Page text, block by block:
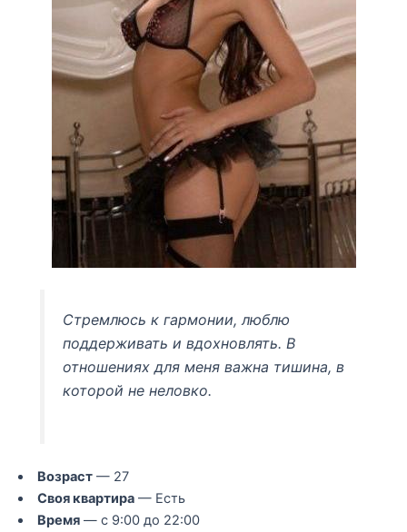
Стремлюсь к гармонии, люблю
поддерживать и вдохновлять. В
отношениях для меня важна тишина, в
которой не неловко.
Возраст— 27
Своя квартира— Есть
Время— с 9:00 до 22:00